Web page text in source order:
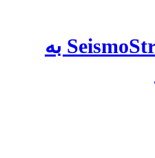
انجام پروژه با SeismoStruct به